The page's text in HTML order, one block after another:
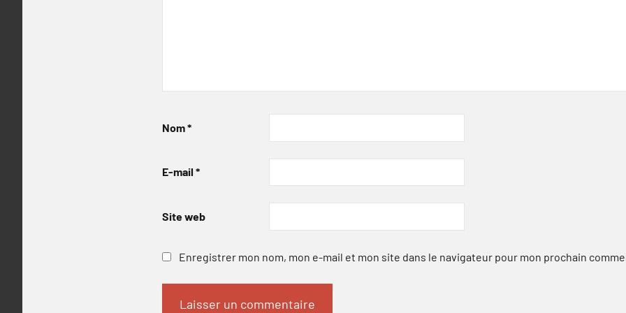
Nom*
E-mail *
Site web
Enregistrer mon nom, mon e-mail et mon site dans le navigateur pour mon prochain